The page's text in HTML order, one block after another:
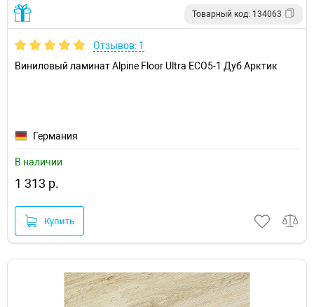
Товарный код: 134063
Отзывов: 1
Виниловый ламинат Alpine Floor Ultra ECO5-1 Дуб Арктик
Германия
В наличии
1 313 р.
Купить